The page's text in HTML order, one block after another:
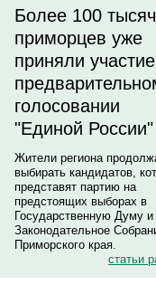
Более 100 тысяч
приморцев уже
приняли
голосовании
"Единой России"
Жители региона
выбирать кандидатов,
представят партию на
предстоящих выборах в
Государственную Думу и
Законодательное
Приморского края.
статьи